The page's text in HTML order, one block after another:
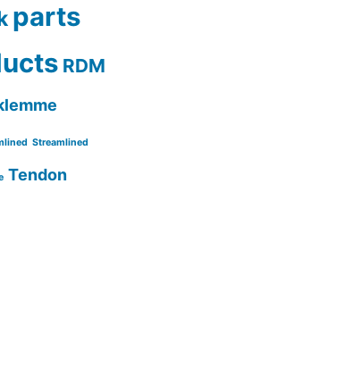
parts
RDM
Streamlined
Tendon